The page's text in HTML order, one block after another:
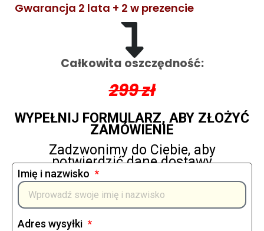
Gwarancja 2 lata + 2 w prezencie
Całkowita oszczędność:
299 zł
WYPEŁNIJ FORMULARZ, ABY ZŁOŻYĆ
ZAMÓWIENIE
Zadzwonimy do Ciebie, aby
potwierdzić dane dostawy
Imię i nazwisko
Adres wysyłki